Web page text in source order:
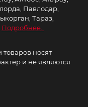
Павлодар,
Тараз,
Подробнее..
носят
и не являются